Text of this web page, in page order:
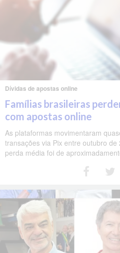
Dívidas de apostas online
Famílias brasileiras
com apostas online
As plataformas movimentaram
transações via Pix entre outubro
perda média foi de